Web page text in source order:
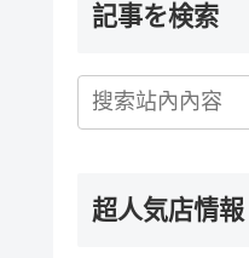
記事を検索
超人気店情報